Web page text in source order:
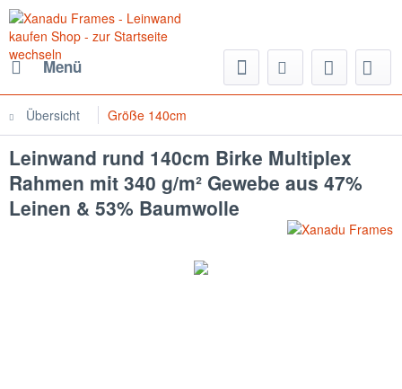
Menü
Übersicht Größe 140cm
Leinwand rund 140cm Birke Multiplex
Rahmen mit 340 g/m² Gewebe aus 47%
Leinen & 53% Baumwolle